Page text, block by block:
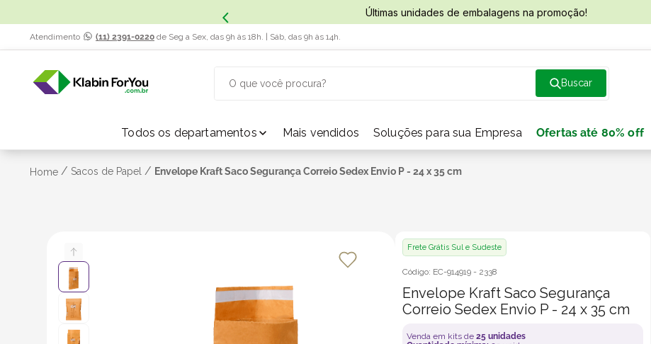
Últimas unidades de embalagens na promoção!
Atendimento (11) 2391-0220 de Seg a Sex, das 9h às 18h. | Sáb, das 9h às 14h.
Todos os departamentos Mais vendidos Soluções para sua Empresa Ofertas até 80% off
Home / Sacos de Papel / Envelope Kraft Saco Segurança Correio Sedex Envio P - 24 x 35 cm
Frete Grátis Sul e Sudeste
Código: EC-914919 - 2338
Envelope Kraft Saco Segurança
Correio Sedex Envio P - 24 x 35 cm
Venda em kits de 25 unidades
TERMOS MAIS BUSCADOS
1º caixa papelão
transporte